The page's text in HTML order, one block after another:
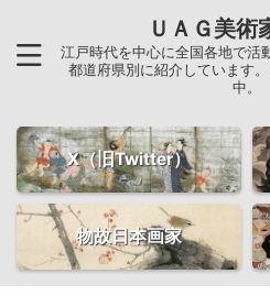
ＵＡＧ美術
江戸時代を中心に全国各地で活
都道府県別に紹介しています
中。
X（旧Twitter）
物故日本画家